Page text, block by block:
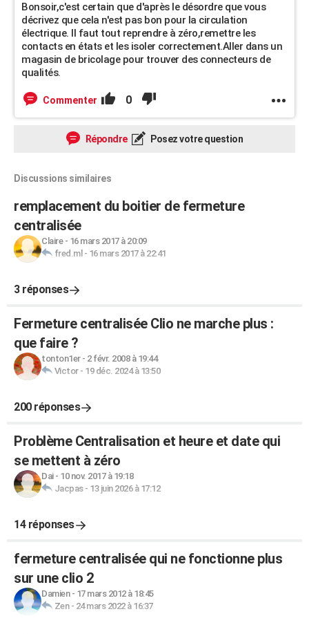
Bonsoir,c'est certain que d'après le désordre que vous
décrivez que cela n'est pas bon pour la circulation
électrique. Il faut tout reprendre à zéro,remettre les
contacts en états et les isoler correctement.Aller dans un
magasin de bricolage pour trouver des connecteurs de
qualités.
Commenter 0
Répondre Posez votre question
Discussions similaires
remplacement du boitier de fermeture
centralisée
Claire- 16 mars 2017 à 20:09
fred.ml - 16 mars 2017 à 22:41
3 réponses
Fermeture centralisée Clio ne marche plus :
que faire ?
tonton1er- 2 févr. 2008 à 19:44
Victor- 19 déc. 2024 à 13:50
200 réponses
Problème Centralisation et heure et date qui
se mettent à zéro
Dai- 10 nov. 2017 à 19:18
Jacpas- 13 juin 2026 à 17:12
14 réponses
fermeture centralisée qui ne fonctionne plus
sur une clio 2
Damien- 17 mars 2012 à 18:45
Zen- 24 mars 2022 à 16:37